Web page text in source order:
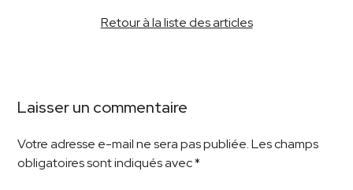
Retour à la liste des articles
Laisser un commentaire
Votre adresse e-mail ne sera pas publiée. Les champs
obligatoires sont indiqués avec*